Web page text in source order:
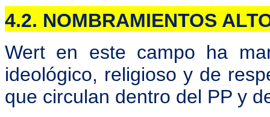
4.2. NOMBRAMIENTOS
Wert en este campo ha
ideológico, religioso y de
que circulan dentro del PP y